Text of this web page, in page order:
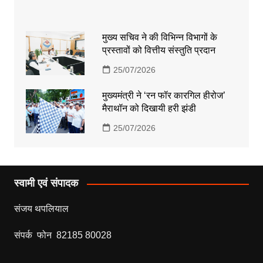
मुख्य सचिव ने की विभिन्न विभागों के
प्रस्तावों को वित्तीय संस्तुति प्रदान
25/07/2026
मुख्यमंत्री ने ‘रन फॉर कारगिल हीरोज’
मैराथॉन को दिखायी हरी झंडी
25/07/2026
स्वामी एवं संपादक
संजय थपलियाल
संपर्क फोन 82185 80028